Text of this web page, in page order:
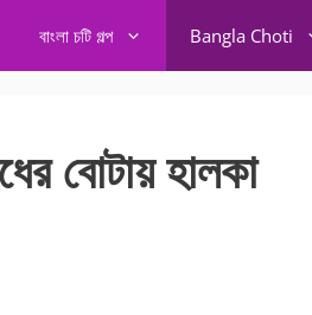
বাংলা চটি গল্প Bangla Choti
হালকা